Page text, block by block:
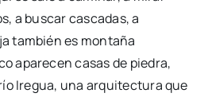
a buscar cascadas, a
también es montaña
aparecen casas de piedra,
Iregua, una arquitectura que